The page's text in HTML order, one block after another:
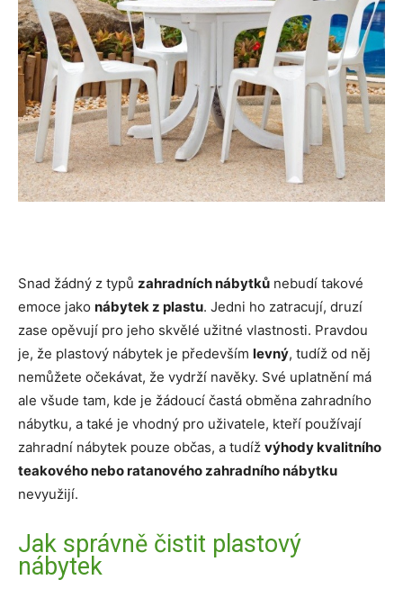
Snad žádný z typů zahradních nábytků nebudí takové
emoce jako nábytek z plastu. Jedni ho zatracují, druzí
zase opěvují pro jeho skvělé užitné vlastnosti. Pravdou
je, že plastový nábytek je především levný, tudíž od něj
nemůžete očekávat, že vydrží navěky. Své uplatnění má
ale všude tam, kde je žádoucí častá obměna zahradního
nábytku, a také je vhodný pro uživatele, kteří používají
zahradní nábytek pouze občas, a tudíž výhody kvalitního
teakového nebo ratanového zahradního nábytku
nevyužijí.
Jak správně čistit plastový
nábytek